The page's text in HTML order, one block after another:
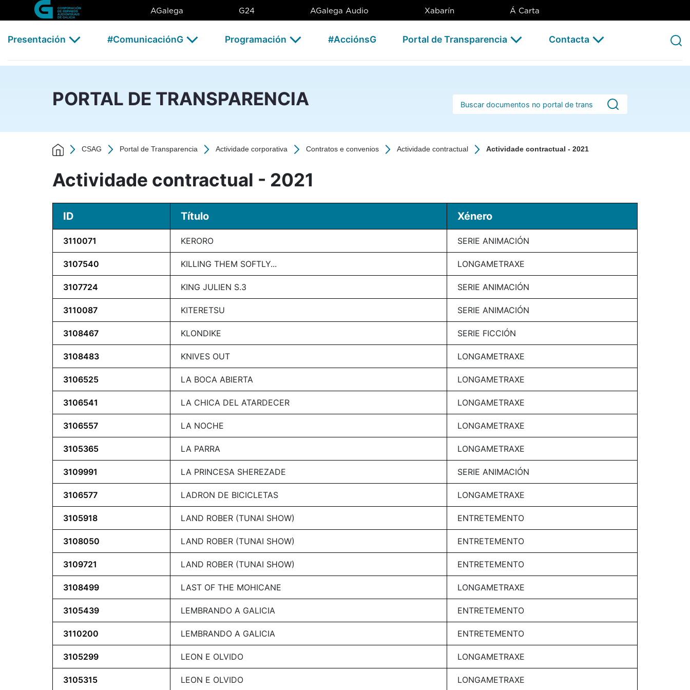
Skip to Main Content
Actividade contractual - 2021 - CSAG
AGalega G24 AGalega Audio Xabarín Á Carta
Presentación #ComunicaciónG Programación #AcciónsG Portal de Transparencia Contacta
PORTAL DE TRANSPARENCIA Barra de busca
CSAG Portal de Transparencia Actividade corporativa Contratos e convenios Actividade contractual Actividade contractual - 2021
Actividade contractual - 2021
ID Título Xénero
3110071 KERORO SERIE ANIMACIÓN
3107540 KILLING THEM SOFTLY... LONGAMETRAXE
3107724 KING JULIEN S.3 SERIE ANIMACIÓN
3110087 KITERETSU SERIE ANIMACIÓN
3108467 KLONDIKE SERIE FICCIÓN
3108483 KNIVES OUT LONGAMETRAXE
3106525 LA BOCA ABIERTA LONGAMETRAXE
3106541 LA CHICA DEL ATARDECER LONGAMETRAXE
3106557 LA NOCHE LONGAMETRAXE
3105365 LA PARRA LONGAMETRAXE
3109991 LA PRINCESA SHEREZADE SERIE ANIMACIÓN
3106577 LADRON DE BICICLETAS LONGAMETRAXE
3105918 LAND ROBER (TUNAI SHOW) ENTRETEMENTO
3108050 LAND ROBER (TUNAI SHOW) ENTRETEMENTO
3109721 LAND ROBER (TUNAI SHOW) ENTRETEMENTO
3108499 LAST OF THE MOHICANE LONGAMETRAXE
3105439 LEMBRANDO A GALICIA ENTRETEMENTO
3110200 LEMBRANDO A GALICIA ENTRETEMENTO
3105299 LEON E OLVIDO LONGAMETRAXE
3105315 LEON E OLVIDO LONGAMETRAXE